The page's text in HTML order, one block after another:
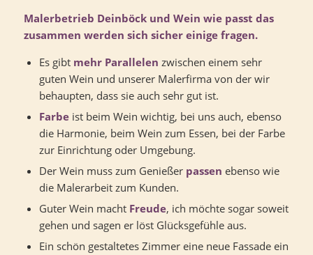
Malerbetrieb Deinböck und Wein wie passt das
zusammen werden sich sicher einige fragen.
Es gibt mehr Parallelen zwischen einem sehr
guten Wein und unserer Malerfirma von der wir
behaupten, dass sie auch sehr gut ist.
Farbeist beim Wein wichtig, bei uns auch, ebenso
die Harmonie, beim Wein zum Essen, bei der Farbe
zur Einrichtung oder Umgebung.
Der Wein muss zum Genießer passen ebenso wie
die Malerarbeit zum Kunden.
Guter Wein macht Freude, ich möchte sogar soweit
gehen und sagen er löst Glücksgefühle aus.
Ein schön gestaltetes Zimmer eine neue Fassade ein